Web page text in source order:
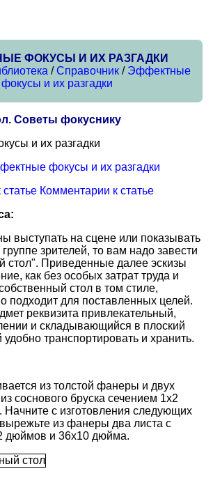
ФОКУСЫ И ИХ РАЗГАДКИ
/Справочник/ Эффектные
фокусы и их разгадки
Советы фокуснику
фокусы и их разгадки
Комментарии к статье
выступать на сцене или показывать
зрителей, то вам надо завести
стол". Приведенные далее эскизы
как без особых затрат труда и
стол в том стиле,
подходит для поставленных целей.
реквизита привлекательный,
и складывающийся в плоский
транспортировать и хранить.
из толстой фанеры и двух
соснового бруска сечением 1x2
с изготовления следующих
из фанеры два листа с
дюймов и 36x10 дюйма.